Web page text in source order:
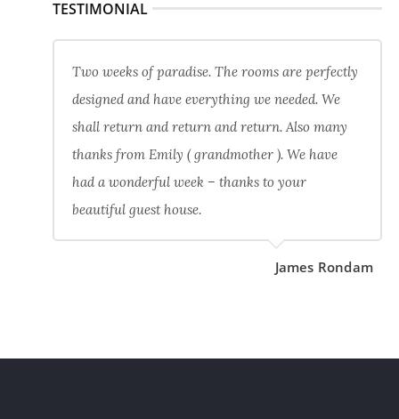
TESTIMONIAL
Two weeks of paradise. The rooms are perfectly
designed and have everything we needed. We
shall return and return and return. Also many
thanks from Emily ( grandmother ). We have
had a wonderful week – thanks to your
beautiful guest house.
James Rondam